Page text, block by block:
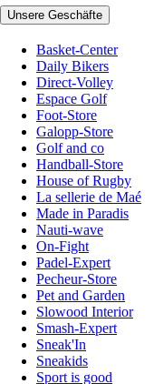
Unsere Geschäfte
Basket-Center
Daily Bikers
Direct-Volley
Espace Golf
Foot-Store
Galopp-Store
Golf and co
Handball-Store
House of Rugby
La sellerie de Maé
Made in Paradis
Nauti-wave
On-Fight
Padel-Expert
Pecheur-Store
Pet and Garden
Slowood Interior
Smash-Expert
Sneak'In
Sneakids
Sport is good